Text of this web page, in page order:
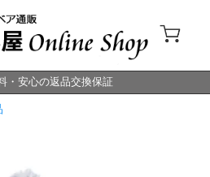
・安心の返品交換保証